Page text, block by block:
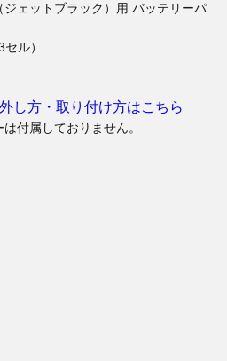
ジェットブラック）用 バッテリーパ
ル）
し方・取り付け方はこちら
付属しておりません。